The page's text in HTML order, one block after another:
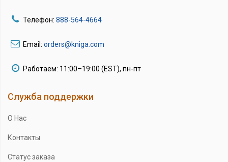
Телефон: 888-564-4664
Email: orders@kniga.com
Работаем: 11:00–19:00 (EST), пн-пт
Служба поддержки
О Нас
Контакты
Статус заказа